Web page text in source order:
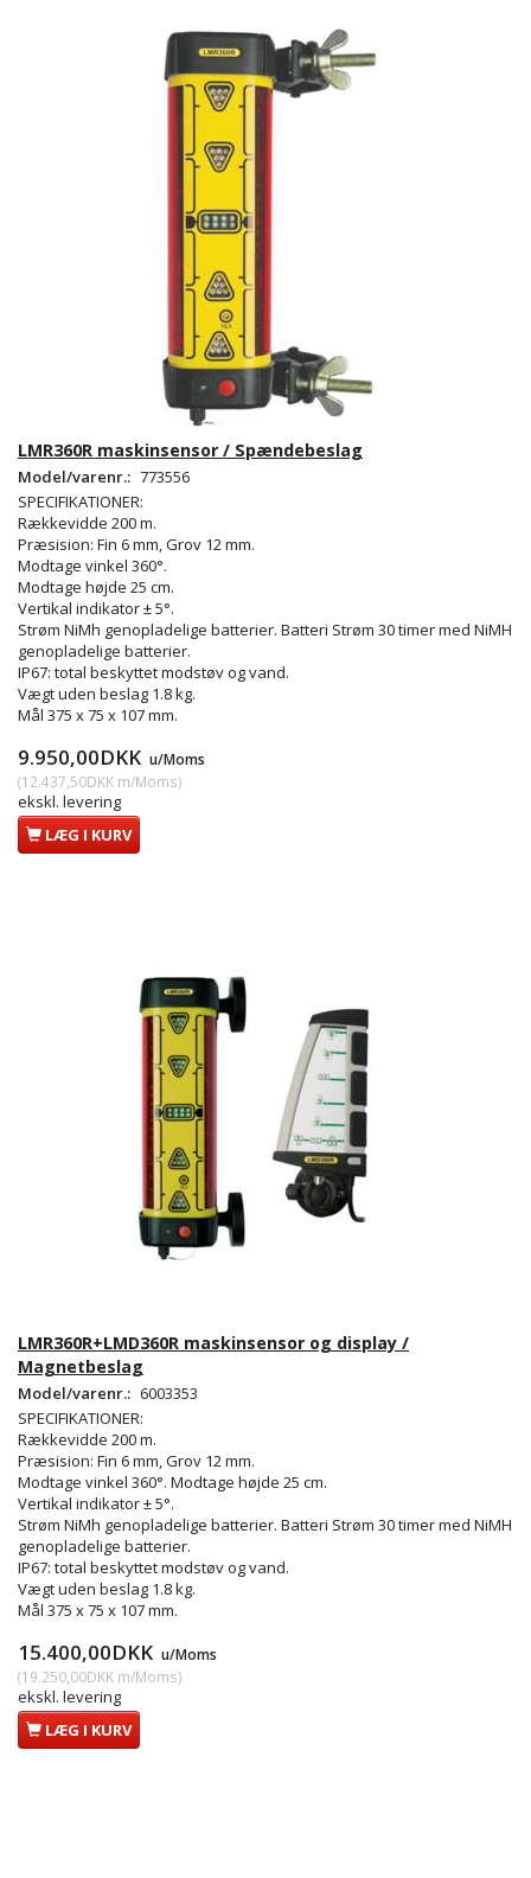
LMR360R maskinsensor / Spændebeslag
Model/varenr.: 773556
SPECIFIKATIONER:
Rækkevidde 200 m.
Præsision: Fin 6 mm, Grov 12 mm.
Modtage vinkel 360°.
Modtage højde 25 cm.
Vertikal indikator ± 5°.
Strøm NiMh genopladelige batterier. Batteri Strøm 30 timer med NiMH
genopladelige batterier.
IP67: total beskyttet modstøv og vand.
Vægt uden beslag 1.8 kg.
Mål 375 x 75 x 107 mm.
9.950,00DKK u/Moms
(12.437,50DKK m/Moms)
ekskl. levering
LÆG I KURV
LMR360R+LMD360R maskinsensor og display /
Magnetbeslag
Model/varenr.: 6003353
SPECIFIKATIONER:
Rækkevidde 200 m.
Præsision: Fin 6 mm, Grov 12 mm.
Modtage vinkel 360°. Modtage højde 25 cm.
Vertikal indikator ± 5°.
Strøm NiMh genopladelige batterier. Batteri Strøm 30 timer med NiMH
genopladelige batterier.
IP67: total beskyttet modstøv og vand.
Vægt uden beslag 1.8 kg.
Mål 375 x 75 x 107 mm.
15.400,00DKK u/Moms
(19.250,00DKK m/Moms)
ekskl. levering
LÆG I KURV